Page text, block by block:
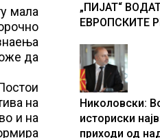
мала
да
на
и на
„ПИЈАТ“
ЕВРОПСКИТЕ
центри за
Николовски:
историски
приходи од